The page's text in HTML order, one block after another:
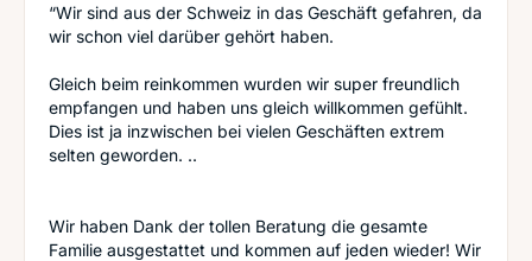
“Wir sind aus der Schweiz in das Geschäft gefahren, da
wir schon viel darüber gehört haben.
Gleich beim reinkommen wurden wir super freundlich
empfangen und haben uns gleich willkommen gefühlt.
Dies ist ja inzwischen bei vielen Geschäften extrem
selten geworden. ..
Wir haben Dank der tollen Beratung die gesamte
Familie ausgestattet und kommen auf jeden wieder! Wir